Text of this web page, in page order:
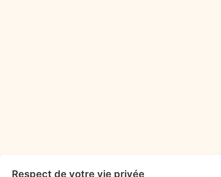
Respect de votre vie privée